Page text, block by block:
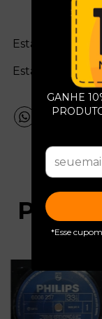
GANHE
*Esse
Estado da mídia:
Estado da capa: